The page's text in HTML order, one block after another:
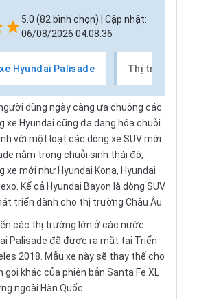
5.0 (82 bình chọn) | Cập nhật:
06/08/2026 04:08:36
Hyundai Palisade Thị trường xe
dùng ngày càng ưa chuộng các
xe Hyundai cũng đa dạng hóa chuỗi
với một loạt các dòng xe SUV mới.
nằm trong chuỗi sinh thái đó,
xe mới như Hyundai Kona, Hyundai
Kể cả Hyundai Bayon là dòng SUV
triển dành cho thị trường Châu Âu.
các thị trường lớn ở các nước
Palisade đã được ra mắt tại Triển
2018. Mẫu xe này sẽ thay thế cho
khác của phiên bản Santa Fe XL
ngoài Hàn Quốc.